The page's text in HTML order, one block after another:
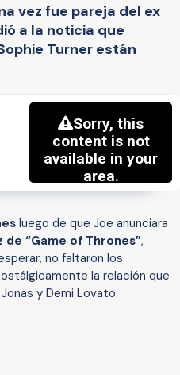
vez fue pareja del ex
a la noticia que
Turner están
luego de que Joe anunciara
“Game of Thrones”,
no faltaron los
la relación que
y Demi Lovato.